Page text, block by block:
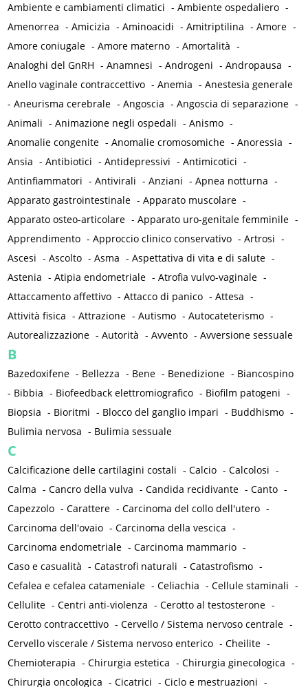
Ambiente e cambiamenti climatici -Ambiente ospedaliero -
Amenorrea -Amicizia -Aminoacidi -Amitriptilina -Amore -
Amore coniugale -Amore materno -Amortalità -
Analoghi del GnRH -Anamnesi -Androgeni -Andropausa -
Anello vaginale contraccettivo -Anemia -Anestesia generale
-Aneurisma cerebrale -Angoscia -Angoscia di separazione -
Animali -Animazione negli ospedali -Anismo -
Anomalie congenite -Anomalie cromosomiche -Anoressia -
Ansia -Antibiotici -Antidepressivi -Antimicotici -
Antinfiammatori -Antivirali -Anziani -Apnea notturna -
Apparato gastrointestinale -Apparato muscolare -
Apparato osteo-articolare -Apparato uro-genitale femminile -
Apprendimento -Approccio clinico conservativo -Artrosi -
Ascesi -Ascolto -Asma -Aspettativa di vita e di salute -
Astenia -Atipia endometriale -Atrofia vulvo-vaginale -
Attaccamento affettivo -Attacco di panico -Attesa -
Attività fisica -Attrazione -Autismo -Autocateterismo -
Autorealizzazione -Autorità -Avvento -Avversione sessuale
B
Bazedoxifene - Bellezza - Bene - Benedizione - Biancospino
- Bibbia - Biofeedback elettromiografico - Biofilm patogeni -
Biopsia - Bioritmi - Blocco del ganglio impari - Buddhismo -
Bulimia nervosa - Bulimia sessuale
C
Calcificazione delle cartilagini costali -Calcio -Calcolosi -
Calma -Cancro della vulva -Candida recidivante -Canto -
Capezzolo -Carattere -Carcinoma del collo dell'utero -
Carcinoma dell'ovaio -Carcinoma della vescica -
Carcinoma endometriale -Carcinoma mammario -
Caso e casualità -Catastrofi naturali -Catastrofismo -
Cefalea e cefalea catameniale -Celiachia -Cellule staminali -
Cellulite -Centri anti-violenza -Cerotto al testosterone -
Cerotto contraccettivo -Cervello / Sistema nervoso centrale -
Cervello viscerale / Sistema nervoso enterico -Cheilite -
Chemioterapia -Chirurgia estetica -Chirurgia ginecologica -
Chirurgia oncologica -Cicatrici -Ciclo e mestruazioni -